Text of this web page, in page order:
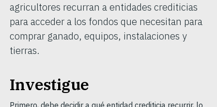
agricultores recurran a entidades crediticias
para acceder a los fondos que necesitan para
comprar ganado, equipos, instalaciones y
tierras.
Investigue